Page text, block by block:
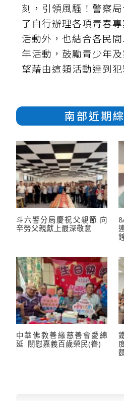
刻，引領風騷！警察
了自行辦理各項青春
活動外，也結合各民
年活動，鼓勵青少年
望藉由這類活動達到犯
南部近期
斗六警分局慶祝父親節 向
辛勞父親獻上最深敬意
中華佛教善緣慈善會愛綿
延 關慰嘉義百歲榮民(眷)